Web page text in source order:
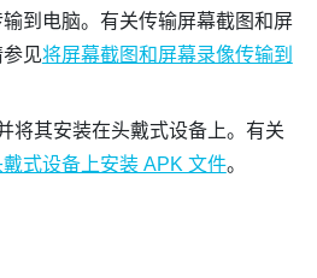
到电脑。有关传输屏幕截图和屏
见将屏幕截图和屏幕录像传输到
将其安装在头戴式设备上。有关
式设备上安装 APK 文件。